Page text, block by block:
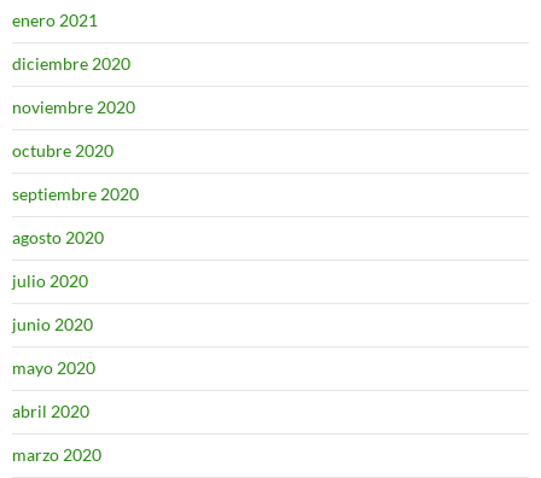
enero 2021
diciembre 2020
noviembre 2020
octubre 2020
septiembre 2020
agosto 2020
julio 2020
junio 2020
mayo 2020
abril 2020
marzo 2020